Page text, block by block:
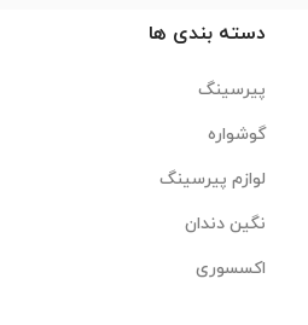
دسته بندی ها
پیرسینگ
گوشواره
لوازم پیرسینگ
نگین دندان
اکسسوری